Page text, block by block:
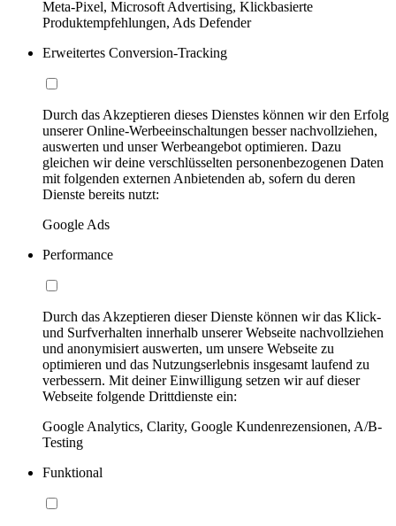
Meta-Pixel, Microsoft Advertising, Klickbasierte
Produktempfehlungen, Ads Defender
Erweitertes Conversion-Tracking
Durch das Akzeptieren dieses Dienstes können wir den Erfolg
unserer Online-Werbeeinschaltungen besser nachvollziehen,
auswerten und unser Werbeangebot optimieren. Dazu
gleichen wir deine verschlüsselten personenbezogenen Daten
mit folgenden externen Anbietenden ab, sofern du deren
Dienste bereits nutzt:
Google Ads
Performance
Durch das Akzeptieren dieser Dienste können wir das Klick-
und Surfverhalten innerhalb unserer Webseite nachvollziehen
und anonymisiert auswerten, um unsere Webseite zu
optimieren und das Nutzungserlebnis insgesamt laufend zu
verbessern. Mit deiner Einwilligung setzen wir auf dieser
Webseite folgende Drittdienste ein:
Google Analytics, Clarity, Google Kundenrezensionen, A/B-
Testing
Funktional